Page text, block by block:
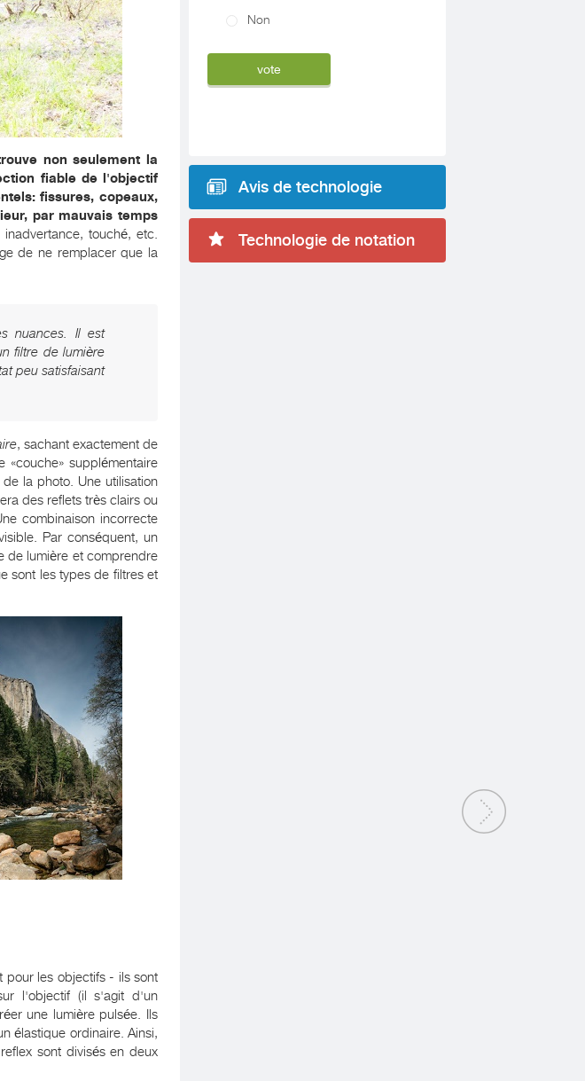
non seulement la
fiable de l'objectif
fissures, copeaux,
par mauvais temps
touché, etc.
de ne remplacer que la
nuances. Il est
filtre de lumière
peu satisfaisant
, sachant exactement de
supplémentaire
la photo. Une utilisation
des reflets très clairs ou
combinaison incorrecte
Par conséquent, un
de lumière et comprendre
sont les types de filtres et
pour les objectifs - ils sont
l'objectif (il s'agit d'un
une lumière pulsée. Ils
élastique ordinaire. Ainsi,
sont divisés en deux
Non
Avis de technologie
Technologie de notation